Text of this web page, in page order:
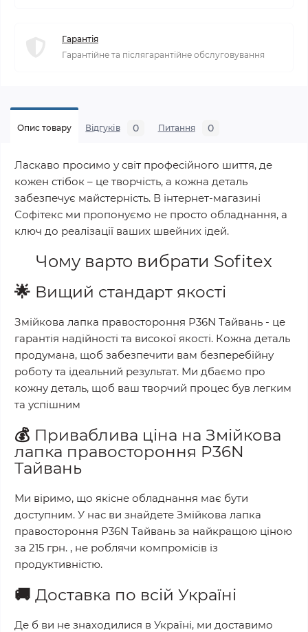
Гарантія
Гарантійне та післягарантійне обслуговування
Опис товару Відгуків 0 Питання 0
Ласкаво просимо у світ професійного шиття, де
кожен стібок – це творчість, а кожна деталь
забезпечує майстерність. В інтернет-магазині
Софітекс ми пропонуємо не просто обладнання, а
ключ до реалізації ваших швейних ідей.
Чому варто вибрати Sofitex
🌟 Вищий стандарт якості
Змійкова лапка правостороння P36N Тайвань - це
гарантія надійності та високої якості. Кожна деталь
продумана, щоб забезпечити вам безперебійну
роботу та ідеальний результат. Ми дбаємо про
кожну деталь, щоб ваш творчий процес був легким
та успішним
💰 Приваблива ціна на Змійкова
лапка правостороння P36N
Тайвань
Ми віримо, що якісне обладнання має бути
доступним. У нас ви знайдете Змійкова лапка
правостороння P36N Тайвань за найкращою ціною
за 215 грн. , не роблячи компромісів із
продуктивністю.
🚚 Доставка по всій Україні
Де б ви не знаходилися в Україні, ми доставимо